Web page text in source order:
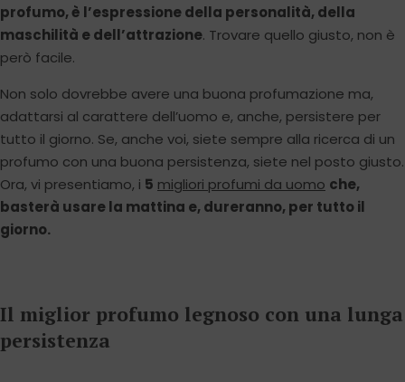
profumo, è l’espressione della personalità, della
maschilità e dell’attrazione. Trovare quello giusto, non è
però facile.
Non solo dovrebbe avere una buona profumazione ma,
adattarsi al carattere dell’uomo e, anche, persistere per
tutto il giorno. Se, anche voi, siete sempre alla ricerca di un
profumo con una buona persistenza, siete nel posto giusto.
Ora, vi presentiamo, i 5 migliori profumi da uomo che,
basterà usare la mattina e, dureranno, per tutto il
giorno.
Il miglior profumo legnoso con una lunga
persistenza